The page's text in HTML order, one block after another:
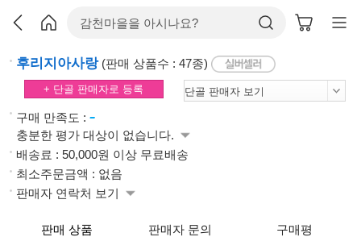
후리지아사랑(판매 상품수 : 47종)
+ 단골 판매자로 등록
구매 만족도 : -
충분한 평가 대상이 없습니다.
배송료 : 50,000원 이상 무료배송
최소주문금액 : 없음
판매자 연락처 보기
판매 상품 판매자 문의 구매평